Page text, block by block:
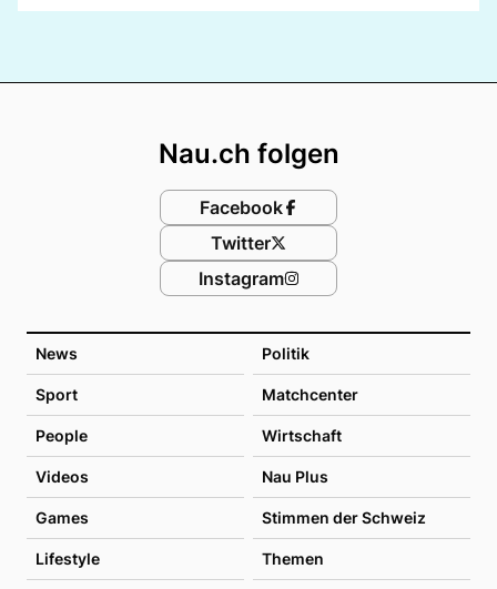
News Politik
Sport Matchcenter
People Wirtschaft
Videos Nau Plus
Games Stimmen der Schweiz
Lifestyle Themen
Nau.ch folgen
Facebook
Twitter
Instagram